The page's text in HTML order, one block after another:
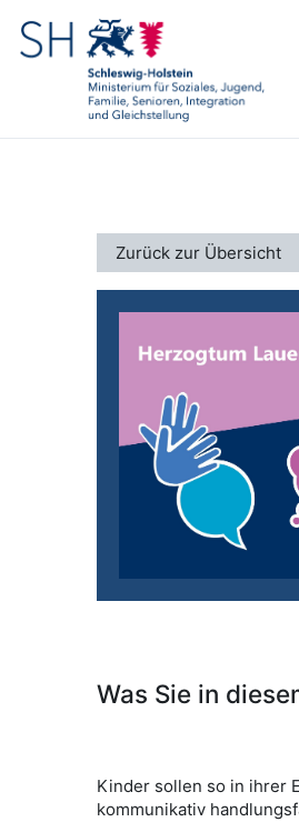
Zurück zur Übersicht
Was Sie in
Kinder sollen so in ihrer
kommunikativ